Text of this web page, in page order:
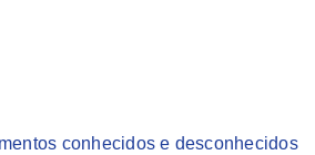
conhecidos e desconhecidos